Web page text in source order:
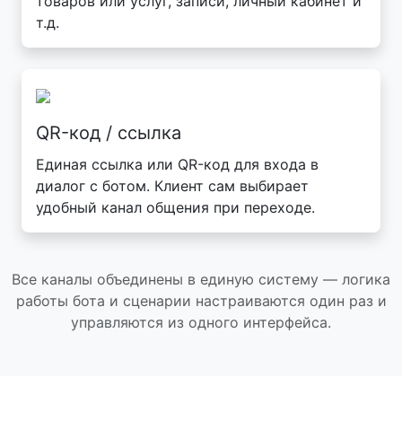
т.д.
QR-код / ссылка
Единая ссылка или QR-код для входа в
диалог с ботом. Клиент сам выбирает
удобный канал общения при переходе.
Все каналы объединены в единую систему — логика
работы бота и сценарии настраиваются один раз и
управляются из одного интерфейса.